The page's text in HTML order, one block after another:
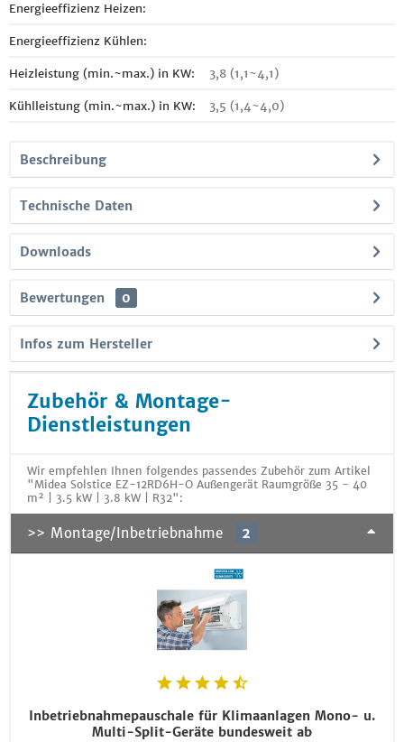
Energieeffizienz Heizen:
Energieeffizienz Kühlen:
Heizleistung (min.~max.) in KW: 3,8 (1,1~4,1)
Kühlleistung (min.~max.) in KW: 3,5 (1,4~4,0)
Beschreibung
Technische Daten
Downloads
Bewertungen 0
Infos zum Hersteller
Zubehör & Montage-
Dienstleistungen
Wir empfehlen Ihnen folgendes passendes Zubehör zum Artikel
"Midea Solstice EZ-12RD6H-O Außengerät Raumgröße 35 - 40
m² | 3.5 kW | 3.8 kW | R32":
>> Montage/Inbetriebnahme 2
Inbetriebnahmepauschale für Klimaanlagen Mono- u.
Multi-Split-Geräte bundesweit ab